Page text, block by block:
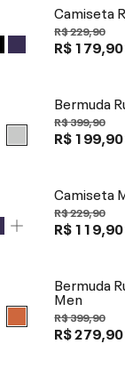
Camiseta
R$ 229,90
R$ 179,90
Bermuda
R$ 399,90
R$ 199,90
Camiseta
R$ 229,90
R$ 119,90
Bermuda
Men
R$ 399,90
R$ 279,90